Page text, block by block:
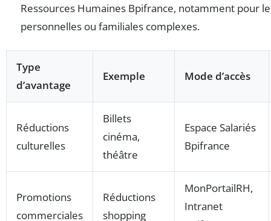
Ressources Humaines Bpifrance, notamment pour
personnelles ou familiales complexes.
Type
d’avantage
Exemple Mode d’accès
Réductions
culturelles
Billets
cinéma,
théâtre
Espace Salariés
Bpifrance
Promotions
commerciales
Réductions
shopping
MonPortailRH,
Intranet